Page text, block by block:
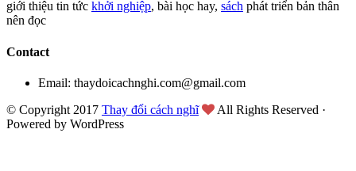
giới thiệu tin tức khởi nghiệp, bài học hay, sách phát triển bản thân
nên đọc
Contact
Email: thaydoicachnghi.com@gmail.com
© Copyright 2017 Thay đổi cách nghĩ
All Rights Reserved ·
Powered by WordPress